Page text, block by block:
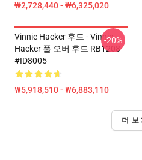
₩2,728,440 - ₩6,325,020
Vinnie Hacker 후드 - Vinnie
Hacker 풀 오버 후드 RB1208
#ID8005
₩5,918,510 - ₩6,883,110
-20%
더 보